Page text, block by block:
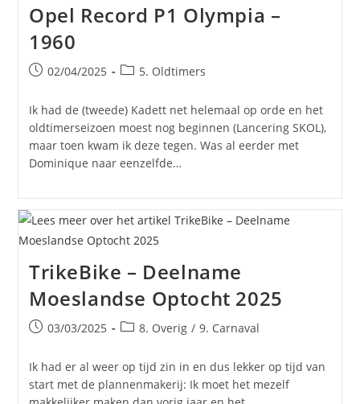
Opel Record P1 Olympia –
1960
Bericht
op:
02/04/2025 Berichtcategorie:
5. Oldtimers
Ik had de (tweede) Kadett net helemaal op orde en het
oldtimerseizoen moest nog beginnen (Lancering SKOL),
maar toen kwam ik deze tegen. Was al eerder met
Dominique naar eenzelfde…
TrikeBike – Deelname
Moeslandse Optocht 2025
Bericht
op:
03/03/2025 Berichtcategorie:
8. Overig / 9. Carnaval
Ik had er al weer op tijd zin in en dus lekker op tijd van
start met de plannenmakerij: Ik moet het mezelf